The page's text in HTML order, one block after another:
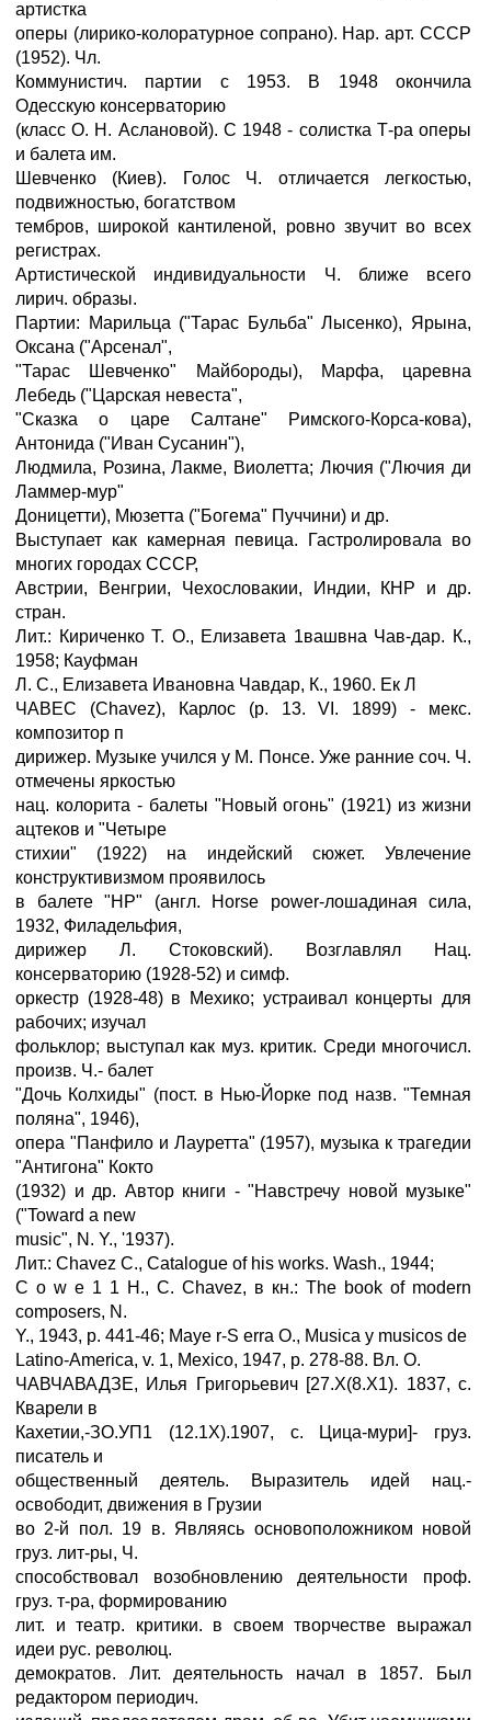
артистка
оперы (лирико-колоратурное сопрано). Нар. арт. СССР
(1952). Чл.
Коммунистич. партии с 1953. В 1948 окончила
Одесскую консерваторию
(класс О. Н. Аслановой). С 1948 - солистка Т-ра оперы
и балета им.
Шевченко (Киев). Голос Ч. отличается легкостью,
подвижностью, богатством
тембров, широкой кантиленой, ровно звучит во всех
регистрах.
Артистической индивидуальности Ч. ближе всего
лирич. образы.
Партии: Марильца ("Тарас Бульба" Лысенко), Ярына,
Оксана ("Арсенал",
"Тарас Шевченко" Майбороды), Марфа, царевна
Лебедь ("Царская невеста",
"Сказка о царе Салтане" Римского-Корса-кова),
Антонида ("Иван Сусанин"),
Людмила, Розина, Лакме, Виолетта; Лючия ("Лючия ди
Ламмер-мур"
Доницетти), Мюзетта ("Богема" Пуччини) и др.
Выступает как камерная певица. Гастролировала во
многих городах СССР,
Австрии, Венгрии, Чехословакии, Индии, КНР и др.
стран.
Лит.: Кириченко Т. О., Елизавета 1вашвна Чав-дар. К.,
1958; Кауфман
Л. С., Елизавета Ивановна Чавдар, К., 1960. Ек Л
ЧАВЕС (Chavez), Карлос (р. 13. VI. 1899) - мекс.
композитор п
дирижер. Музыке учился у М. Понсе. Уже ранние соч. Ч.
отмечены яркостью
нац. колорита - балеты "Новый огонь" (1921) из жизни
ацтеков и "Четыре
стихии" (1922) на индейский сюжет. Увлечение
конструктивизмом проявилось
в балете "HP" (англ. Horse power-лошадиная сила,
1932, Филадельфия,
дирижер Л. Стоковский). Возглавлял Нац.
консерваторию (1928-52) и симф.
оркестр (1928-48) в Мехико; устраивал концерты для
рабочих; изучал
фольклор; выступал как муз. критик. Среди многочисл.
произв. Ч.- балет
"Дочь Колхиды" (пост. в Нью-Йорке под назв. "Темная
поляна", 1946),
опера "Панфило и Лауретта" (1957), музыка к трагедии
"Антигона" Кокто
(1932) и др. Автор книги - "Навстречу новой музыке"
("Toward a new
music", N. Y., '1937).
Лит.: Chavez C., Catalogue of his works. Wash., 1944;
С о w e 1 1 Н., С. Chavez, в кн.: The book of modern
composers, N.
Y., 1943, p. 441-46; Maye r-S erra O., Musica у musicos de
Latino-America, v. 1, Mexico, 1947, p. 278-88. Вл. О.
ЧАВЧАВАДЗЕ, Илья Григорьевич [27.Х(8.Х1). 1837, с.
Кварели в
Кахетии,-ЗО.УП1 (12.1Х).1907, с. Цица-мури]- груз.
писатель и
общественный деятель. Выразитель идей нац.-
освободит, движения в Грузии
во 2-й пол. 19 в. Являясь основоположником новой
груз. лит-ры, Ч.
способствовал возобновлению деятельности проф.
груз. т-ра, формированию
лит. и театр. критики. в своем творчестве выражал
идеи рус. революц.
демократов. Лит. деятельность начал в 1857. Был
редактором периодич.